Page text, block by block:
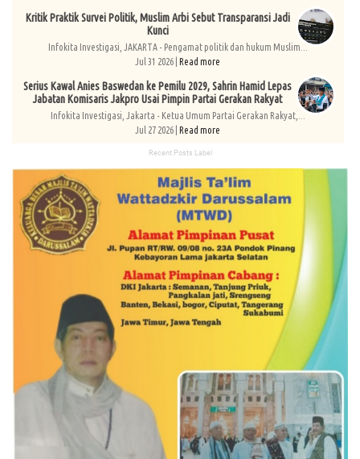
Kritik Praktik Survei Politik, Muslim Arbi Sebut Transparansi Jadi
Kunci
Infokita Investigasi, JAKARTA - Pengamat politik dan hukum Muslim...
Jul 31 2026 | Read more
Serius Kawal Anies Baswedan ke Pemilu 2029, Sahrin Hamid Lepas
Jabatan Komisaris Jakpro Usai Pimpin Partai Gerakan Rakyat
Infokita Investigasi, Jakarta - Ketua Umum Partai Gerakan Rakyat,...
Jul 27 2026 | Read more
Recent Posts Label